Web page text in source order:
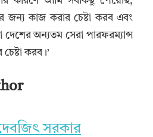
জন্য কাজ করার চেষ্টা করব এবং
অন্যতম সেরা পারফরম্যান্স
করব।’
সরকার